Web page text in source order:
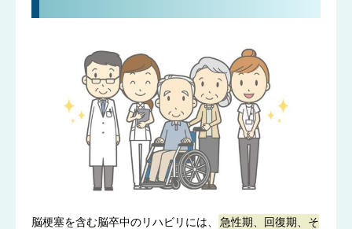
脳梗塞を含む脳卒中のリハビリには、
急性期、回復期、そ